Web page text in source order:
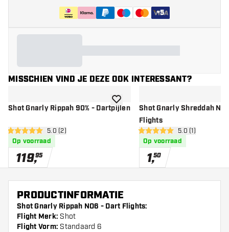
+5
MISSCHIEN VIND JE DEZE OOK INTERESSANT?
Shot Gnarly Rippah 90% - Dartpijlen
open reviews drawer
5 score sterren5.0 (2)
Op voorraad
119,95
toevoegen aan verlanglijst
Shot Gnarly Shreddah
Flights
open reviews
5 score sterren5.0 (1)
Op voorraad
1,50
PRODUCTINFORMATIE
Shot Gnarly Rippah NO6 - Dart Flights:
Flight Merk: Shot
Flight Vorm: Standaard 6